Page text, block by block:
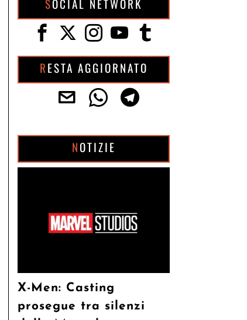
SOCIAL NETWORK
RESTA AGGIORNATO
NOTIZIE
X-Men: Casting
prosegue tra silenzi